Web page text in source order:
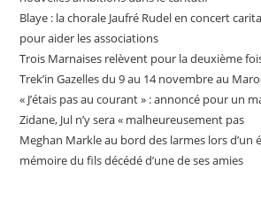
Blaye : la chorale Jaufré Rudel en concert
pour aider les associations
Trois Marnaises relèvent pour la deuxième
Trek’in Gazelles du 9 au 14 novembre au
« J’étais pas au courant » : annoncé pour un
Zidane, Jul n’y sera « malheureusement pas
Meghan Markle au bord des larmes lors d’un
mémoire du fils décédé d’une de ses amies